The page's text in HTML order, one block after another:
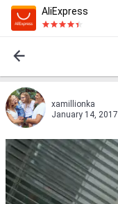
AliExpress
xamillionka
January 14, 2017